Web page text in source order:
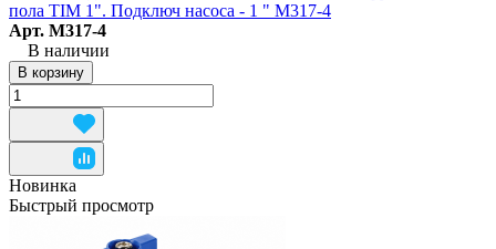
пола TIM 1". Подключ насоса - 1 " M317-4
Арт. M317-4
В наличии
В корзину
Новинка
Быстрый просмотр